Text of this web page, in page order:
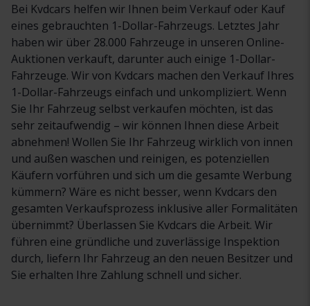
Bei Kvdcars helfen wir Ihnen beim Verkauf oder Kauf
eines gebrauchten 1-Dollar-Fahrzeugs. Letztes Jahr
haben wir über 28.000 Fahrzeuge in unseren Online-
Auktionen verkauft, darunter auch einige 1-Dollar-
Fahrzeuge. Wir von Kvdcars machen den Verkauf Ihres
1-Dollar-Fahrzeugs einfach und unkompliziert. Wenn
Sie Ihr Fahrzeug selbst verkaufen möchten, ist das
sehr zeitaufwendig – wir können Ihnen diese Arbeit
abnehmen! Wollen Sie Ihr Fahrzeug wirklich von innen
und außen waschen und reinigen, es potenziellen
Käufern vorführen und sich um die gesamte Werbung
kümmern? Wäre es nicht besser, wenn Kvdcars den
gesamten Verkaufsprozess inklusive aller Formalitäten
übernimmt? Überlassen Sie Kvdcars die Arbeit. Wir
führen eine gründliche und zuverlässige Inspektion
durch, liefern Ihr Fahrzeug an den neuen Besitzer und
Sie erhalten Ihre Zahlung schnell und sicher.